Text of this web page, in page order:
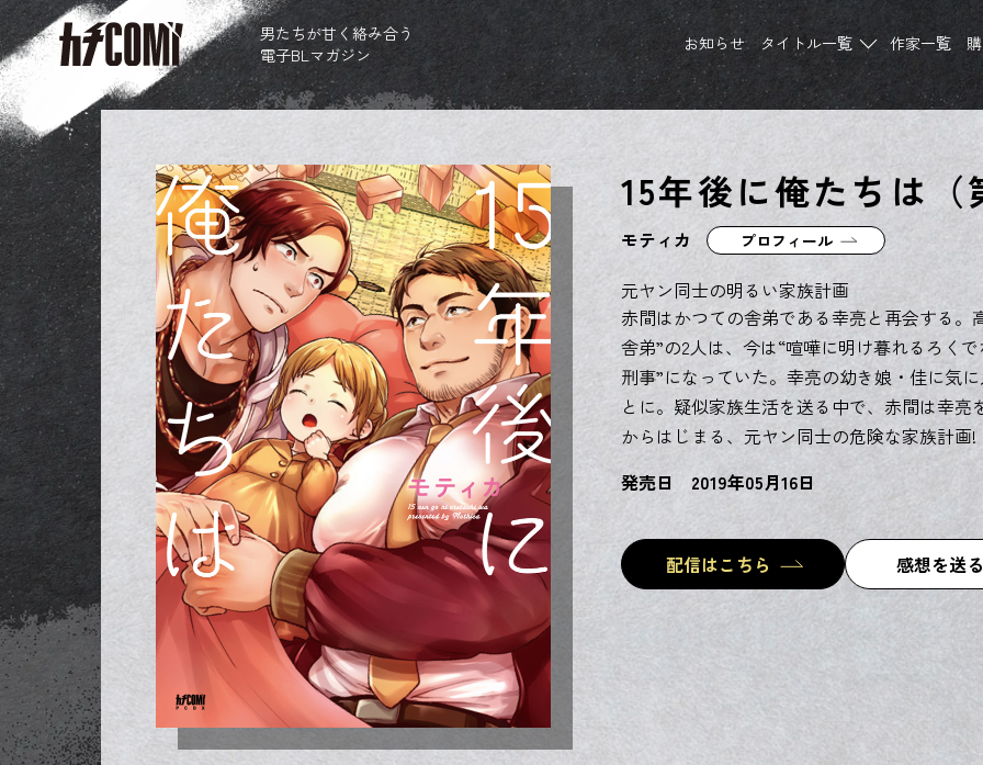
男たちが甘く絡み合う
電子BLマガジン
お知らせ タイトル一覧 作家一覧
15年後に俺たちは（
モティカ プロフィール
元ヤン同士の明るい家族計画
赤間はかつての舎弟である幸亮と再会する。
舎弟”の2人は、今は“喧嘩に明け暮れるろく
刑事”になっていた。幸亮の幼き娘・佳に気
とに。疑似家族生活を送る中で、赤間は幸
からはじまる、元ヤン同士の危険な家族計画!
発売日 2019年05月16日
配信はこちら 感想を送